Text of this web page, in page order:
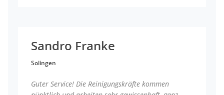
Sandro Franke
Solingen
Guter Service! Die Reinigungskräfte kommen